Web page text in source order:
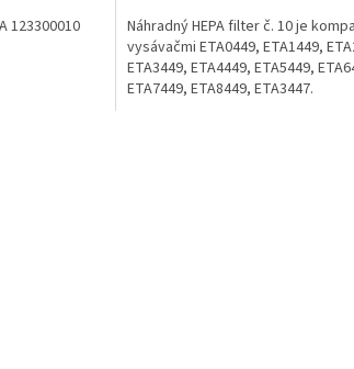
123300010
Náhradný HEPA filter č. 10 je
vysávačmi ETA0449, ETA1449,
ETA3449, ETA4449, ETA5449,
ETA7449, ETA8449, ETA3447.